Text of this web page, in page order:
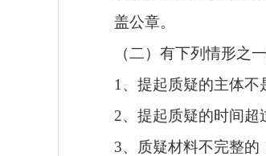
盖公章。
（二）有下列情形之
1、提起质疑的主体不
2、提起质疑的时间超
3、质疑材料不完整的